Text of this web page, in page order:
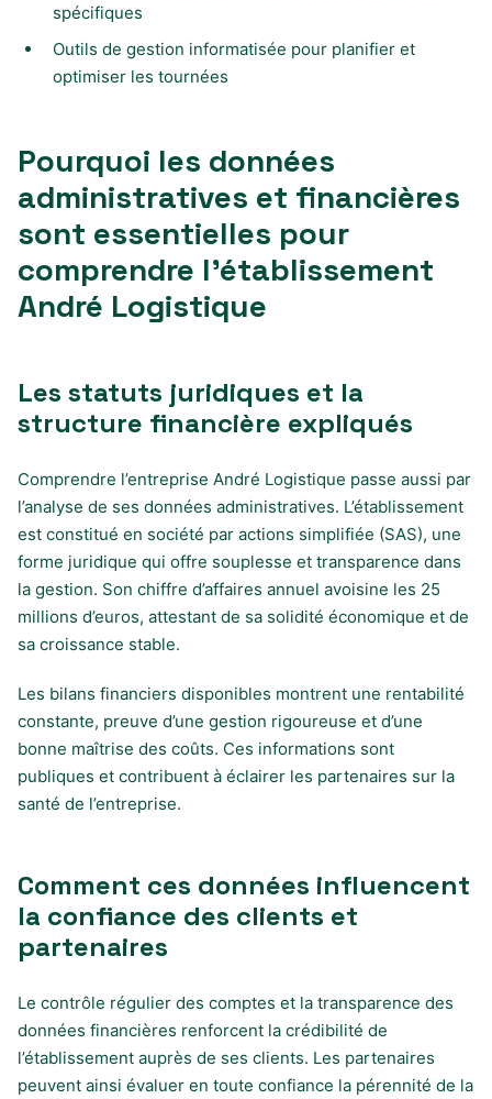
spécifiques
Outils de gestion informatisée pour planifier et
optimiser les tournées
Pourquoi les données
administratives et financières
sont essentielles pour
comprendre l’établissement
André Logistique
Les statuts juridiques et la
structure financière expliqués
Comprendre l’entreprise André Logistique passe aussi par
l’analyse de ses données administratives. L’établissement
est constitué en société par actions simplifiée (SAS), une
forme juridique qui offre souplesse et transparence dans
la gestion. Son chiffre d’affaires annuel avoisine les 25
millions d’euros, attestant de sa solidité économique et de
sa croissance stable.
Les bilans financiers disponibles montrent une rentabilité
constante, preuve d’une gestion rigoureuse et d’une
bonne maîtrise des coûts. Ces informations sont
publiques et contribuent à éclairer les partenaires sur la
santé de l’entreprise.
Comment ces données influencent
la confiance des clients et
partenaires
Le contrôle régulier des comptes et la transparence des
données financières renforcent la crédibilité de
l’établissement auprès de ses clients. Les partenaires
peuvent ainsi évaluer en toute confiance la pérennité de la